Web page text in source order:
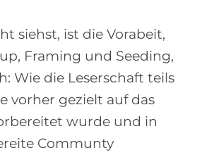
siehst, ist die Vorabeit,
Framing und Seeding,
Wie die Leserschaft teils
vorher gezielt auf das
wurde und in
Communty